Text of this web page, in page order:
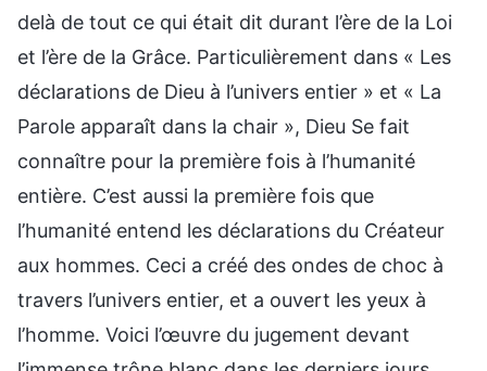
delà de tout ce qui était dit durant l’ère de la Loi
et l’ère de la Grâce. Particulièrement dans « Les
déclarations de Dieu à l’univers entier » et « La
Parole apparaît dans la chair », Dieu Se fait
connaître pour la première fois à l’humanité
entière. C’est aussi la première fois que
l’humanité entend les déclarations du Créateur
aux hommes. Ceci a créé des ondes de choc à
travers l’univers entier, et a ouvert les yeux à
l’homme. Voici l’œuvre du jugement devant